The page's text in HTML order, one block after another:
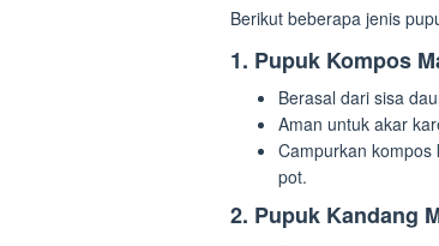
Berikut beberapa jenis
1. Pupuk Kompos
Berasal dari sisa
Aman untuk akar
Campurkan
pot.
2. Pupuk Kandang